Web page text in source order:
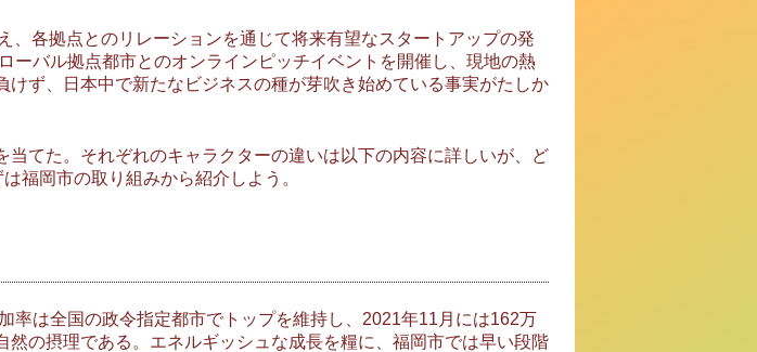
各拠点とのリレーションを通じて将来有望なスタートアップの発
バル拠点都市とのオンラインピッチイベントを開催し、現地の熱
ず、日本中で新たなビジネスの種が芽吹き始めている事実がたしか
てた。それぞれのキャラクターの違いは以下の内容に詳しいが、ど
福岡市の取り組みから紹介しよう。
は全国の政令指定都市でトップを維持し、2021年11月には162万
の摂理である。エネルギッシュな成長を糧に、福岡市では早い段階